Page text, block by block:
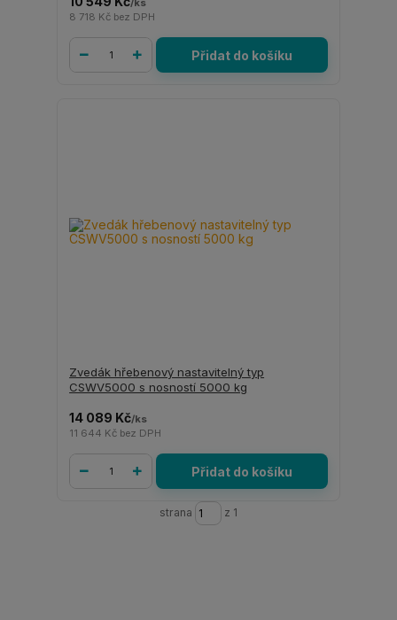
/ks
8 718 Kč bez DPH
Přidat do košíku
Zvedák hřebenový nastavitelný typ
CSWV5000 s nosností 5000 kg
14 089 Kč/ks
11 644 Kč bez DPH
Přidat do košíku
strana z 1